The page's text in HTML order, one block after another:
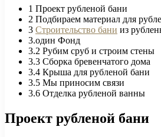
1 Проект рубленой бани
2 Подбираем материал для
3 Строительство бани из
3.один Фонд
3.2 Рубим сруб и строим стены
3.3 Сборка бревенчатого дома
3.4 Крыша для рубленой бани
3.5 Мы приносим связи
3.6 Отделка рубленой ванны
Проект рубленой бани